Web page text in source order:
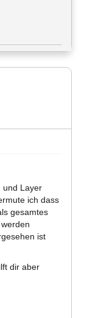
und Layer
ich dass
gesamtes
ist
dir aber